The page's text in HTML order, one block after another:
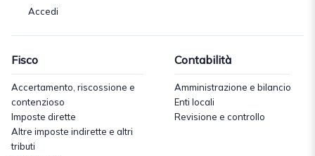
Accedi
Fisco
Accertamento, riscossione e
contenzioso
Imposte dirette
Altre imposte indirette e altri
tributi
Contabilità
Amministrazione e bilancio
Enti locali
Revisione e controllo